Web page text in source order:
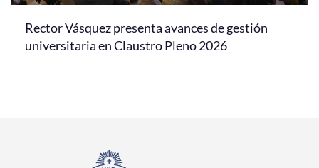
Rector Vásquez presenta avances de gestión
universitaria en Claustro Pleno 2026